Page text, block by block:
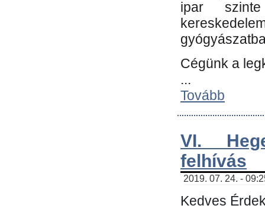
ipar
Cégünk a
...
Tovább
VI.
felhívás
2019. 07. 24. -
Kedves